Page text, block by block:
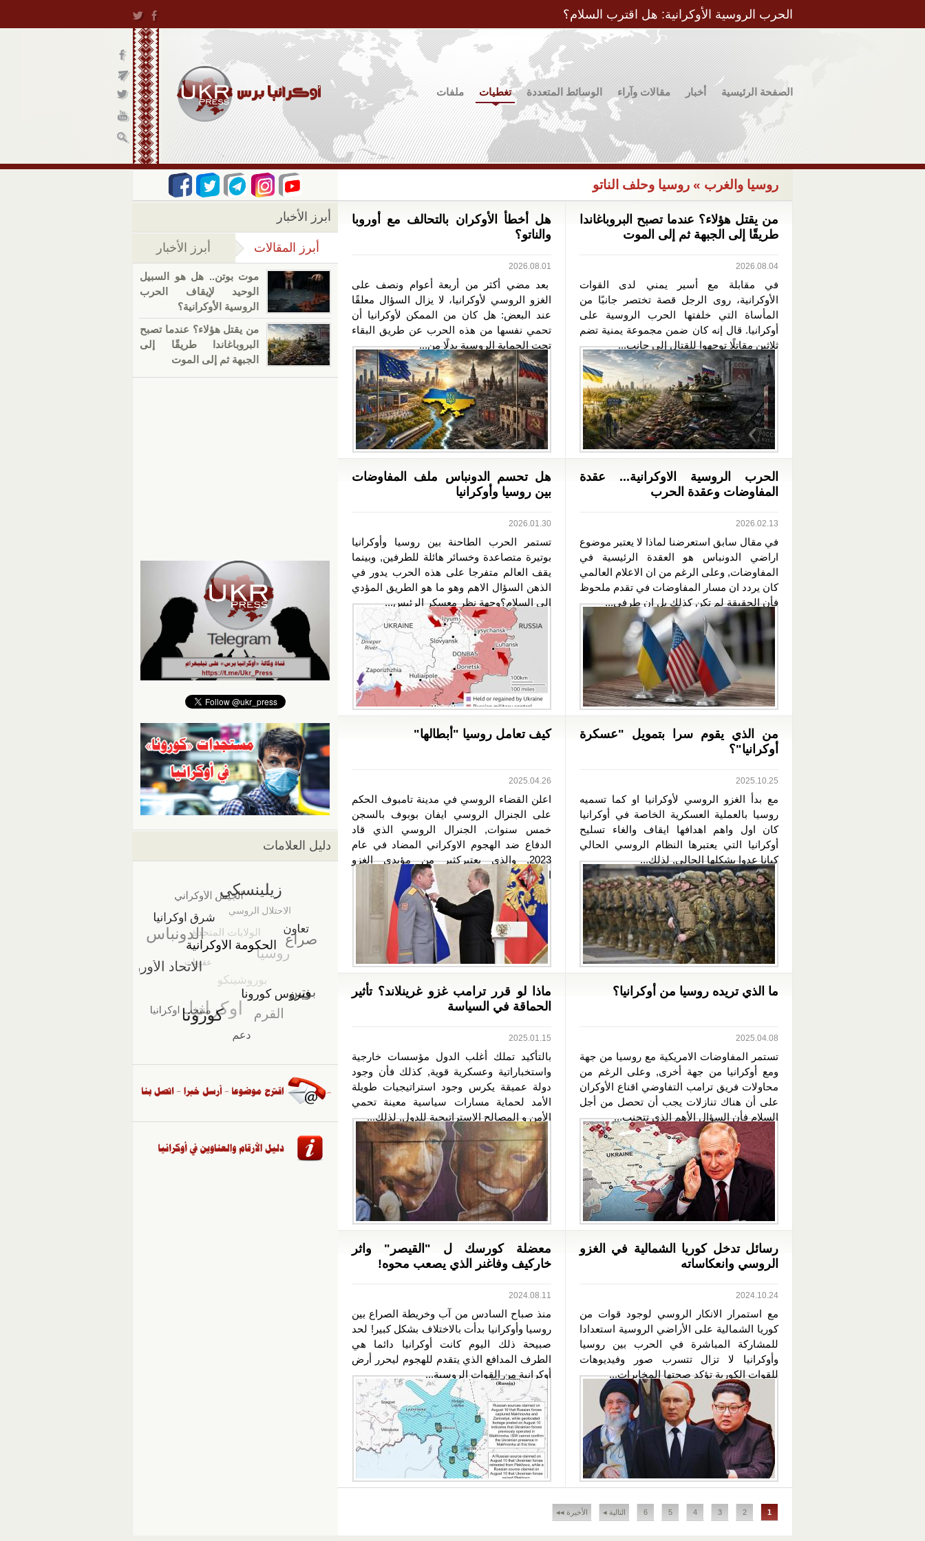
الحرب الروسية الأوكرانية: هل اقترب السلام؟
الصفحة الرئيسية أخبار مقالات وآراء الوسائط المتعددة تغطيات ملفات
روسيا والغرب » روسيا وحلف الناتو
من يقتل هؤلاء؟ عندما تصبح البروباغاندا
طريقًا إلى الجبهة ثم إلى الموت
2026.08.04
في مقابلة مع أسير يمني لدى القوات
الأوكرانية، روى الرجل قصة تختصر جانبًا من
المأساة التي خلفتها الحرب الروسية على
أوكرانيا. قال إنه كان ضمن مجموعة يمنية تضم
ثلاثين مقاتلًا توجهوا للقتال إلى جانب...
هل أخطأ الأوكران بالتحالف مع أوروبا
والناتو؟
2026.08.01
بعد مضي أكثر من أربعة أعوام ونصف على
الغزو الروسي لأوكرانيا، لا يزال السؤال معلقًا
عند البعض: هل كان من الممكن لأوكرانيا أن
تحمي نفسها من هذه الحرب عن طريق البقاء
تحت الحماية الروسية بدلًا من...
الحرب الروسية الاوكرانية... عقدة
المفاوضات وعقدة الحرب
2026.02.13
في مقال سابق استعرضنا لماذا لا يعتبر موضوع
اراضي الدونباس هو العقدة الرئيسية في
المفاوضات, وعلى الرغم من ان الاعلام العالمي
كان يردد ان مسار المفاوضات في تقدم ملحوظ
فأن الحقيقة لم تكن كذلك بل ان طرفي...
هل تحسم الدونباس ملف المفاوضات
بين روسيا وأوكرانيا
2026.01.30
تستمر الحرب الطاحنة بين روسيا وأوكرانيا
بوتيرة متصاعدة وخسائر هائلة للطرفين, وبينما
يقف العالم متفرجا على هذه الحرب يدور في
الذهن السؤال الاهم وهو ما هو الطريق المؤدي
الى السلام؟وجهة نظر معسكر الرئيس...
من الذي يقوم سرا بتمويل "عسكرة
أوكرانيا"؟
2025.10.25
مع بدأ الغزو الروسي لأوكرانيا او كما تسميه
روسيا بالعملية العسكرية الخاصة في أوكرانيا
كان اول واهم اهدافها ايقاف والغاء تسليح
أوكرانيا التي يعتبرها النظام الروسي الحالي
كيانا عدوا بشكلها الحالي, لذلك...
كيف تعامل روسيا "أبطالها"
2025.04.26
اعلن القضاء الروسي في مدينة تامبوف الحكم
على الجنرال الروسي ايفان بوبوف بالسجن
خمس سنوات, الجنرال الروسي الذي قاد
الدفاع ضد الهجوم الاوكراني المضاد في عام
2023, والذي يعتبركثير من مؤيدي الغزو
الروسي...
ما الذي تريده روسيا من أوكرانيا؟
2025.04.08
تستمر المفاوضات الامريكية مع روسيا من جهة
ومع أوكرانيا من جهة أخرى, وعلى الرغم من
محاولات فريق ترامب التفاوضي اقناع الأوكران
على أن هناك تنازلات يجب أن تحصل من أجل
السلام فأن السؤال الأهم الذي تتجنب...
ماذا لو قرر ترامب غزو غرينلاند؟ تأثير
الحماقة في السياسة
2025.01.15
بالتأكيد تملك أغلب الدول مؤسسات خارجية
واستخباراتية وعسكرية قوية, كذلك فأن وجود
دولة عميقة يكرس وجود استراتيجيات طويلة
الأمد لحماية مسارات سياسية معينة تحمي
الأمن و المصالح الاستراتيجية للدول, لذلك...
رسائل تدخل كوريا الشمالية في الغزو
الروسي وانعكاساته
2024.10.24
مع استمرار الانكار الروسي لوجود قوات من
كوريا الشمالية على الأراضي الروسية استعدادا
للمشاركة المباشرة في الحرب بين روسيا
وأوكرانيا لا تزال تتسرب صور وفيديوهات
للقوات الكورية تؤكد صحتها المخابرات...
معضلة كورسك ل "القيصر" واثر
خاركيف وفاغنر الذي يصعب محوه!
2024.08.11
منذ صباح السادس من آب وخريطة الصراع بين
روسيا وأوكرانيا بدأت بالاختلاف بشكل كبير! لحد
صبيحة ذلك اليوم كانت أوكرانيا دائما هي
الطرف المدافع الذي يتقدم للهجوم ليحرر أرض
أوكرانية من القوات الروسية...
الصفحات
1
2
3
4
5
6 التالية ◂ الأخيرة ◂◂
أبرز الأخبار
أبرز المقالات (علامة التبويب النشطة)
أبرز الأخبار
موت بوتن.. هل هو السبيل
الوحيد لإيقاف الحرب
الروسية الأوكرانية؟
من يقتل هؤلاء؟ عندما تصبح
البروباغاندا طريقًا إلى
الجبهة ثم إلى الموت
دليل العلامات